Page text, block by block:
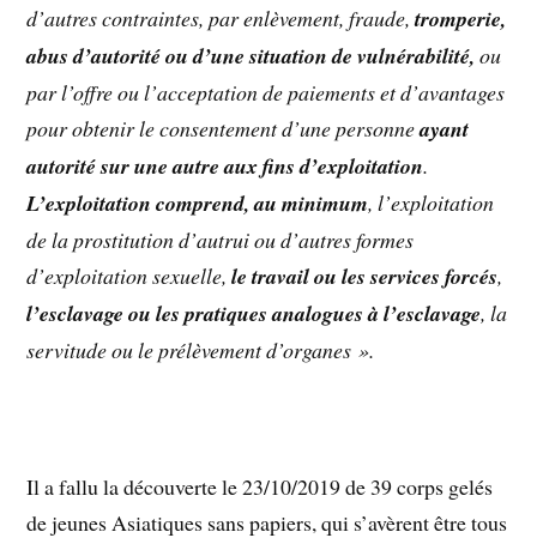
d’autres contraintes, par enlèvement, fraude,tromperie,
abus d’autorité ou d’une situation de vulnérabilité,ou
par l’offre ou l’acceptation de paiements et d’avantages
pour obtenir le consentement d’une personneayant
autorité sur une autre aux fins d’exploitation.
L’exploitation comprend, au minimum, l’exploitation
de la prostitution d’autrui ou d’autres formes
d’exploitation sexuelle,le travail ou les services forcés,
l’esclavage ou les pratiques analogues à l’esclavage, la
servitude ou le prélèvement d’organes ».
Il a fallu la découverte le 23/10/2019 de 39 corps gelés
de jeunes Asiatiques sans papiers, qui s’avèrent être tous